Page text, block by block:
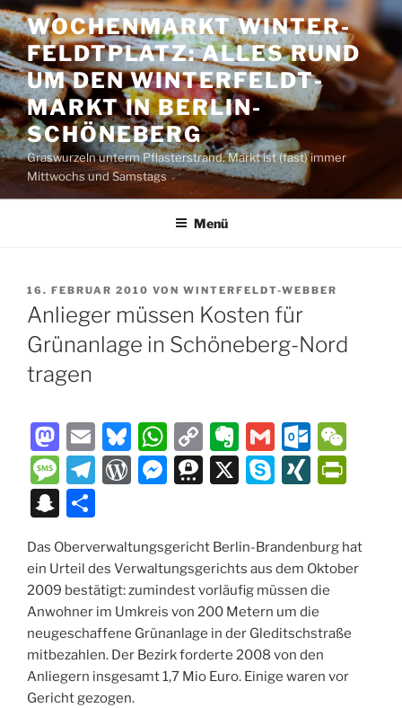
Zum
Inhalt
springen
WOCHENMARKT WINTER­
FELDT­PLATZ: ALLES RUND
UM DEN WINTER­FELDT­
MARKT IN BERLIN-
SCHÖNEBERG
Graswurzeln unterm Pflasterstrand. Markt ist (fast) immer
Mittwochs und Samstags
Menü
VERÖFFENTLICHT
AM
16. FEBRUAR 2010 VON WINTERFELDT-WEBBER
Anlieger müssen Kosten für
Grünanlage in Schöneberg-Nord
tragen
M
a
st
o
d
o
n
E
m
ai
Bl
u
e
k
y
W
h
at
A
p
p
C
o
p
Li
n
k
E
v
er
ot
e
G
m
ai
O
ut
lo
k.
c
o
m
at
M
e
ss
a
g
e
T
gr
a
m
W
P
re
ss
M
e
n
g
er
T
e
m
a
X
S
p
e
XI
Fr
ie
dl
y
S
n
a
p
c
h
at
le
n
Das Oberverwaltungsgericht Berlin-Brandenburg hat
ein Urteil des Verwaltungsgerichts aus dem Oktober
2009 bestätigt: zumindest vorläufig müssen die
Anwohner im Umkreis von 200 Metern um die
neugeschaffene Grünanlage in der Gleditschstraße
mitbezahlen. Der Bezirk forderte 2008 von den
Anliegern insgesamt 1,7 Mio Euro. Einige waren vor
Gericht gezogen.